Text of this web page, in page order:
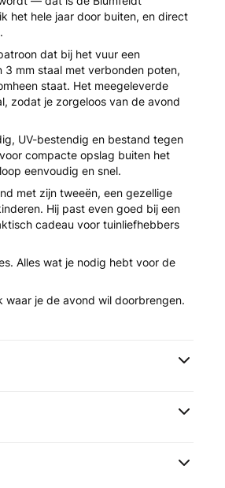
het hele jaar door buiten, en direct
dat bij het vuur een
mm staal met verbonden poten,
staat. Het meegeleverde
zodat je zorgeloos van de avond
UV-bestendig en bestand tegen
compacte opslag buiten het
eenvoudig en snel.
met zijn tweeën, een gezellige
Hij past even goed bij een
cadeau voor tuinliefhebbers
Alles wat je nodig hebt voor de
waar je de avond wil doorbrengen.